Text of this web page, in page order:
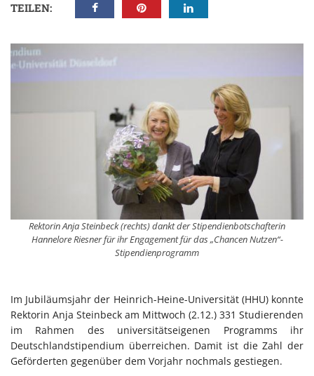
TEILEN:
Rektorin Anja Steinbeck (rechts) dankt der Stipendienbotschafterin
Hannelore Riesner für ihr Engagement für das „Chancen Nutzen“-
Stipendienprogramm
Im Jubiläumsjahr der Heinrich-Heine-Universität (HHU) konnte
Rektorin Anja Steinbeck am Mittwoch (2.12.) 331 Studierenden
im Rahmen des universitätseigenen Programms ihr
Deutschlandstipendium überreichen. Damit ist die Zahl der
Geförderten gegenüber dem Vorjahr nochmals gestiegen.